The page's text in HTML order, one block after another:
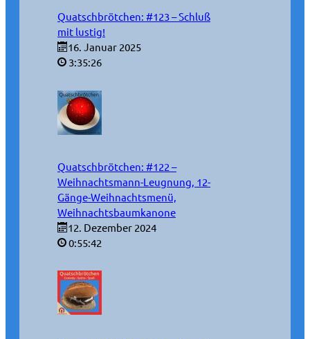
Quatschbrötchen: #123 – Schluß
mit lustig!
16. Januar 2025
3:35:26
Quatschbrötchen: #122 –
Weihnachtsmann-Leugnung, 12-
Gänge-Weihnachtsmenü,
Weihnachtsbaumkanone
12. Dezember 2024
0:55:42